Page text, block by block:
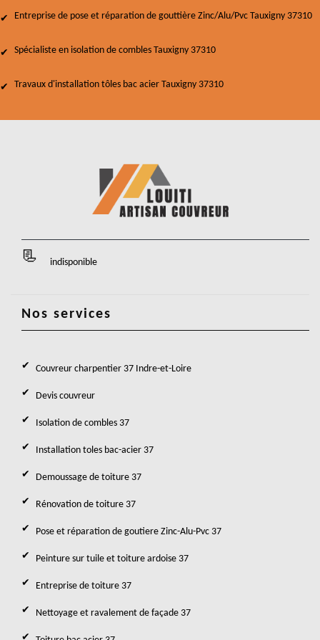
Entreprise de pose et réparation de gouttière Zinc/Alu/Pvc Tauxigny 37310
Spécialiste en isolation de combles Tauxigny 37310
Travaux d'installation tôles bac acier Tauxigny 37310
indisponible
Nos services
Couvreur charpentier 37 Indre-et-Loire
Devis couvreur
Isolation de combles 37
Installation toles bac-acier 37
Demoussage de toiture 37
Rénovation de toiture 37
Pose et réparation de goutiere Zinc-Alu-Pvc 37
Peinture sur tuile et toiture ardoise 37
Entreprise de toiture 37
Nettoyage et ravalement de façade 37